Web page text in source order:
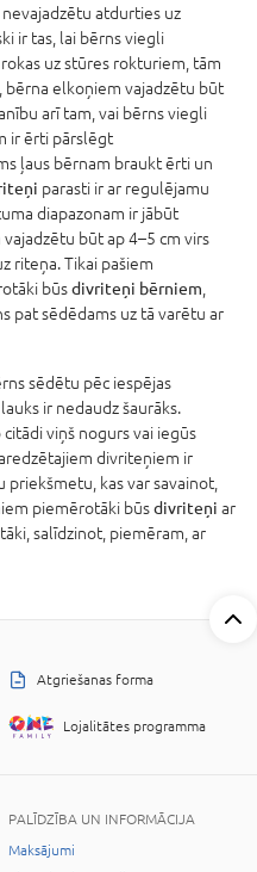
atdurties uz
ir tas, lai bērns viegli
uz stūres rokturiem, tām
bērna elkoņiem vajadzētu būt
arī tam, vai bērns viegli
ir ērti pārslēgt
ļaus bērnam braukt ērti un
parasti ir ar regulējamu
diapazonam ir jābūt
būt ap 4–5 cm virs
riteņa. Tikai pašiem
būsdivriteņi bērniem
pat sēdēdams uz tā varētu ar
sēdētu pēc iespējas
ir nedaudz šaurāks.
viņš nogurs vai iegūs
divriteņiem ir
kas var savainot,
piemērotāki būsdivriteņi ar
salīdzinot, piemēram, ar
Atgriešanas forma
Lojalitātes programma
PALĪDZĪBA UN INFORMĀCIJA
Maksājumi